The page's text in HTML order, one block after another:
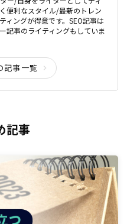
便利なスタイル/最新のトレン
ィングが得意です。SEO記事は
記事のライティングもしていま
記事一覧
記事